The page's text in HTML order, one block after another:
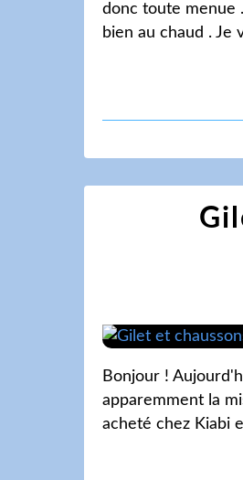
donc toute menue
bien au chaud . Je
Bonjour !
apparemment la
acheté chez Kiabi